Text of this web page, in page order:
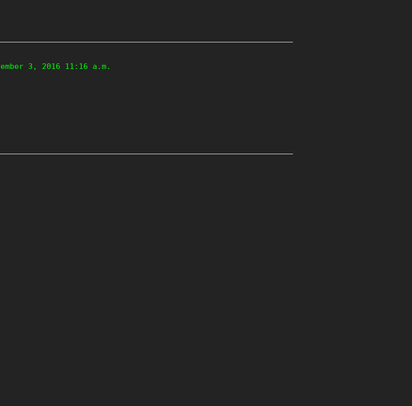
3, 2016 11:16 a.m.